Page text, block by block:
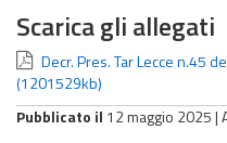
Scarica gli allegati
Decr. Pres. Tar Lecce n.45
(1201529kb)
Pubblicato il 12 maggio 2025 |